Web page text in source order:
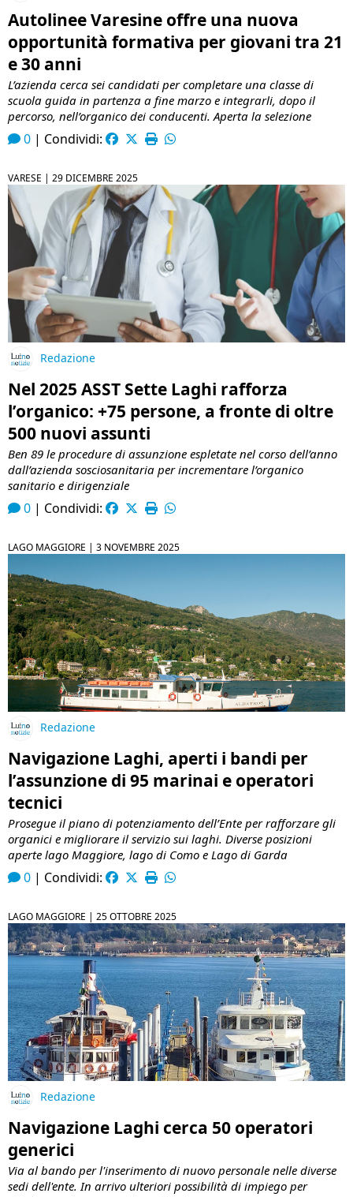
Autolinee Varesine offre una nuova
opportunità formativa per giovani tra 21
e 30 anni
L’azienda cerca sei candidati per completare una classe di
scuola guida in partenza a fine marzo e integrarli, dopo il
percorso, nell’organico dei conducenti. Aperta la selezione
0 | Condividi:
VARESE | 29 DICEMBRE 2025
Redazione
Nel 2025 ASST Sette Laghi rafforza
l’organico: +75 persone, a fronte di oltre
500 nuovi assunti
Ben 89 le procedure di assunzione espletate nel corso dell’anno
dall’azienda sosciosanitaria per incrementare l’organico
sanitario e dirigenziale
0 | Condividi:
LAGO MAGGIORE | 3 NOVEMBRE 2025
Redazione
Navigazione Laghi, aperti i bandi per
l’assunzione di 95 marinai e operatori
tecnici
Prosegue il piano di potenziamento dell’Ente per rafforzare gli
organici e migliorare il servizio sui laghi. Diverse posizioni
aperte lago Maggiore, lago di Como e Lago di Garda
0 | Condividi:
LAGO MAGGIORE | 25 OTTOBRE 2025
Redazione
Navigazione Laghi cerca 50 operatori
generici
Via al bando per l'inserimento di nuovo personale nelle diverse
sedi dell'ente. In arrivo ulteriori possibilità di impiego per